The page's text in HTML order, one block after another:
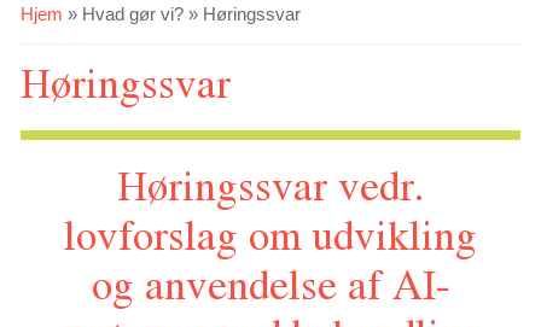
Du er her
Hjem » Hvad gør vi? » Høringssvar
Høringssvar
Høringssvar vedr.
lovforslag om udvikling
og anvendelse af AI-